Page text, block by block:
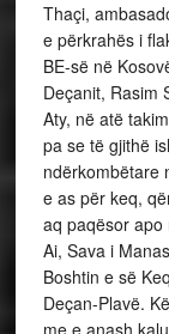
Thaçi,
e përkrahës i
BE-së në
Deçanit, Rasim
Aty, në atë
pa se të gjithë
ndërkombëtare
e as për keq,
aq paqësor apo
Ai, Sava i
Boshtin e së
Deçan-Plavë.
me e anash